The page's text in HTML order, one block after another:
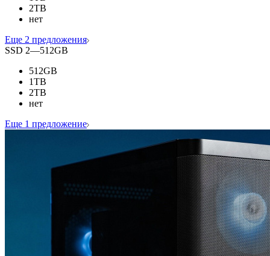
2TB
нет
Еще 2 предложения
SSD 2—512GB
512GB
1TB
2TB
нет
Еще 1 предложение